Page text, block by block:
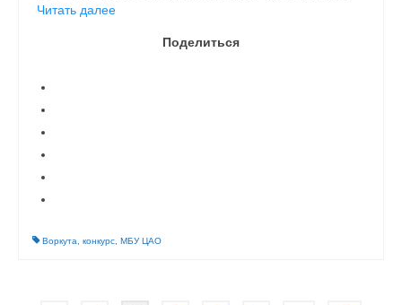
Читать далее
Поделиться
Воркута конкурс МБУ ЦАО